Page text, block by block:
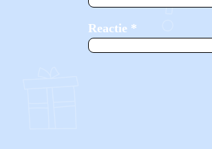
Reactie *